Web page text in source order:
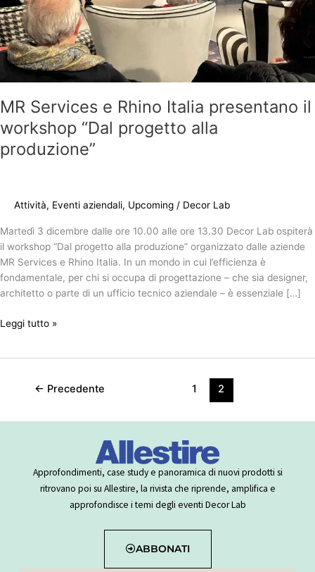
MR Services e Rhino Italia presentano il
workshop “Dal progetto alla
produzione”
Attività, Eventi aziendali, Upcoming / Decor Lab
Martedì 3 dicembre dalle ore 10.00 alle ore 13.30 Decor Lab ospiterà
il workshop “Dal progetto alla produzione” organizzato dalle aziende
MR Services e Rhino Italia. In un mondo in cui l’efficienza è
fondamentale, per chi si occupa di progettazione – che sia designer,
architetto o parte di un ufficio tecnico aziendale – è essenziale […]
alla
produzione”
Leggi tutto »
← Precedente 1 2
Approfondimenti, case study e panoramica di nuovi prodotti si
ritrovano poi su Allestire, la rivista che riprende, amplifica e
approfondisce i temi degli eventi Decor Lab
ABBONATI